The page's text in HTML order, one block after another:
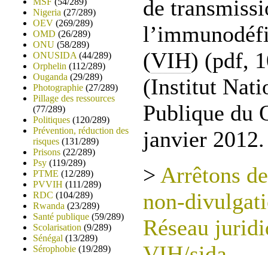
Nigeria (27/289)
OEV (269/289)
OMD (26/289)
ONU (58/289)
ONUSIDA (44/289)
Orphelin (112/289)
Ouganda (29/289)
Photographie (27/289)
Pillage des ressources
(77/289)
Politiques (120/289)
Prévention, réduction des
risques (131/289)
Prisons (22/289)
Psy (119/289)
PTME (12/289)
PVVIH (111/289)
RDC (104/289)
Rwanda (23/289)
Santé publique (59/289)
Scolarisation (9/289)
Sénégal (13/289)
Sérophobie (19/289)
de
(VIH) (pdf,
(Institut
Publique du
janvier
> Arrêtons
non-
Réseau